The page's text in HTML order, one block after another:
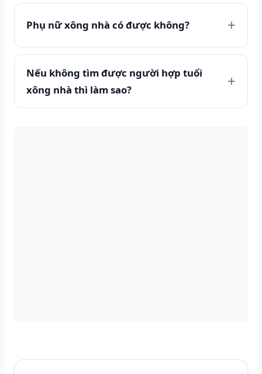
Phụ nữ xông nhà có được không?
Nếu không tìm được người hợp tuổi
xông nhà thì làm sao?